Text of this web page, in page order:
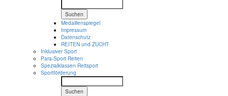
Suchen
Medaillenspiegel
Impressum
Datenschutz
REITEN und ZUCHT
Inklusiver Sport
Para-Sport Reiten
Spezialklassen Reitsport
Sportförderung
Suchen